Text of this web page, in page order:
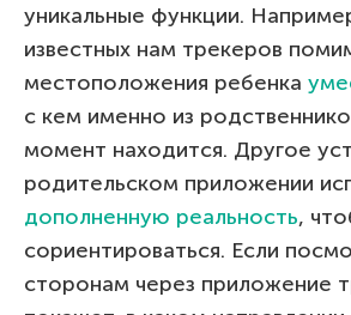
уникальные функции.
известных нам трекеров
местоположения ребенка
с кем именно из
момент находится. Другое
родительском приложении
дополненную реальность,
сориентироваться. Если
сторонам через приложение